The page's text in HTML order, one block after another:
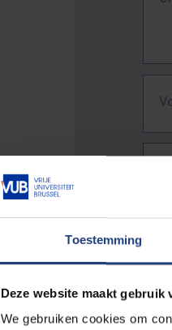
Toestemming
Deze website maakt gebruik
We gebruiken cookies om